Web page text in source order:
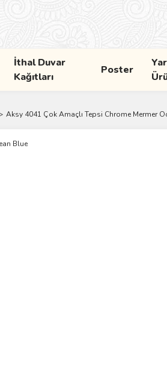
İthal Duvar
Kağıtları
Poster
Aksy 4041 Çok Amaçlı Tepsi Chrome Mermer